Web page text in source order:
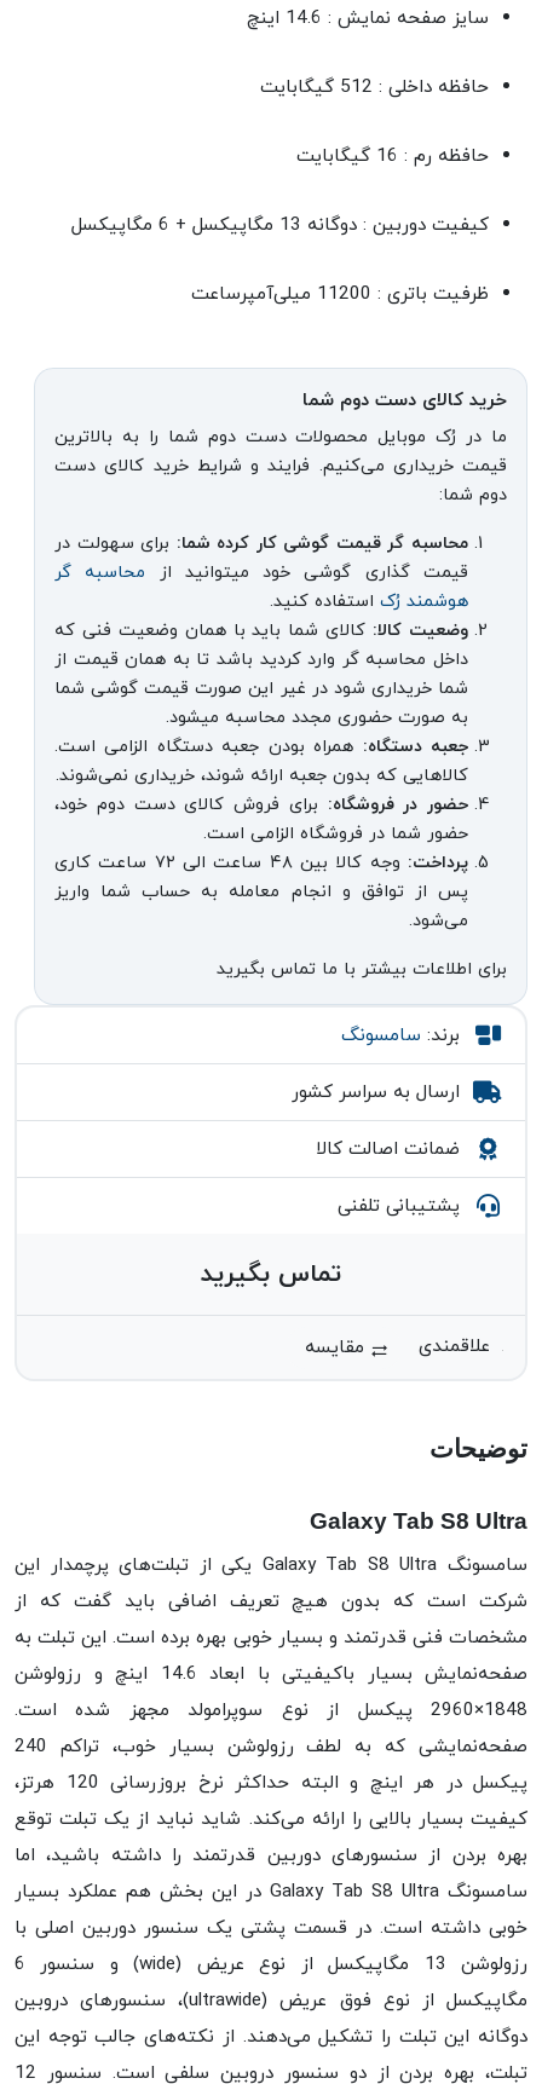
سایز صفحه نمایش : 14.6 اینچ
حافظه داخلی : 512 گیگابایت
حافظه رم : 16 گیگابایت
کیفیت دوربین : دوگانه 13 مگاپیکسل + 6 مگاپیکسل
ظرفیت باتری : 11200 میلی‌آمپرساعت
خرید کالای دست دوم شما
ما در رُک موبایل محصولات دست دوم شما را به بالاترین
قیمت خریداری می‌کنیم. فرایند و شرایط خرید کالای دست
دوم شما:
محاسبه گر قیمت گوشی کار کرده شما: برای سهولت در
قیمت گذاری گوشی خود میتوانید از محاسبه گر
هوشمند رُک استفاده کنید.
وضعیت کالا: کالای شما باید با همان وضعیت فنی که
داخل محاسبه گر وارد کردید باشد تا به همان قیمت از
شما خریداری شود در غیر این صورت قیمت گوشی شما
به صورت حضوری مجدد محاسبه میشود.
جعبه دستگاه: همراه بودن جعبه دستگاه الزامی است.
کالاهایی که بدون جعبه ارائه شوند، خریداری نمی‌شوند.
حضور در فروشگاه: برای فروش کالای دست دوم خود،
حضور شما در فروشگاه الزامی است.
پرداخت:
وجه کالا بین ۴۸ ساعت الی ۷۲ ساعت کاری
پس از توافق و انجام معامله به حساب شما واریز
می‌شود.
برای اطلاعات بیشتر با ما تماس بگیرید
برند: سامسونگ
ارسال به سراسر کشور
ضمانت اصالت کالا
پشتیبانی تلفنی
تماس بگیرید
مقایسه
توضیحات
Galaxy Tab S8 Ultra
سامسونگ Galaxy Tab S8 Ultra یکی از تبلت‌های پرچمدار این
شرکت است که بدون هیچ تعریف اضافی باید گفت که از
مشخصات فنی قدرتمند و بسیار خوبی بهره برده است. این تبلت به
صفحه‌نمایش بسیار با‌کیفیتی با ابعاد 14.6 اینچ و رزولوشن
1848×2960 پیکسل از نوع سوپرامولد مجهز شده است.
صفحه‌نمایشی که به لطف رزولوشن بسیار خوب، تراکم 240
پیکسل در هر اینچ و البته حداکثر نرخ بروزرسانی 120 هرتز،
کیفیت بسیار بالایی را ارائه می‌کند. شاید نباید از یک تبلت توقع
بهره بردن از سنسور‌های دوربین قدرتمند را داشته باشید، اما
سامسونگ Galaxy Tab S8 Ultra در این بخش هم عملکرد بسیار
خوبی داشته است. در قسمت پشتی یک سنسور دوربین اصلی با
رزولوشن 13 مگاپیکسل از نوع عریض (wide) و سنسور 6
مگاپیکسل از نوع فوق عریض (ultrawide)، سنسور‌های دروبین
دو‌گانه این تبلت را تشکیل می‌دهند. از نکته‌های جالب توجه این
تبلت، بهره بردن از دو سنسور دروبین سلفی است. سنسور 12